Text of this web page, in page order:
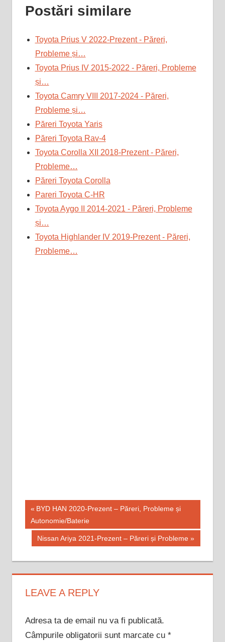
Postări similare
Toyota Prius V 2022-Prezent - Păreri,
Probleme și…
Toyota Prius IV 2015-2022 - Păreri, Probleme
și…
Toyota Camry VIII 2017-2024 - Păreri,
Probleme și…
Păreri Toyota Yaris
Păreri Toyota Rav-4
Toyota Corolla XII 2018-Prezent - Păreri,
Probleme…
Păreri Toyota Corolla
Pareri Toyota C-HR
Toyota Aygo II 2014-2021 - Păreri, Probleme
și…
Toyota Highlander IV 2019-Prezent - Păreri,
Probleme…
Navigare
în
articole
Previous
Post:
BYD HAN 2020-Prezent – Păreri, Probleme și
Autonomie/Baterie
Next
Nissan Ariya 2021-Prezent – Păreri și Probleme
LEAVE A REPLY
Adresa ta de email nu va fi publicată.
Câmpurile obligatorii sunt marcate cu *